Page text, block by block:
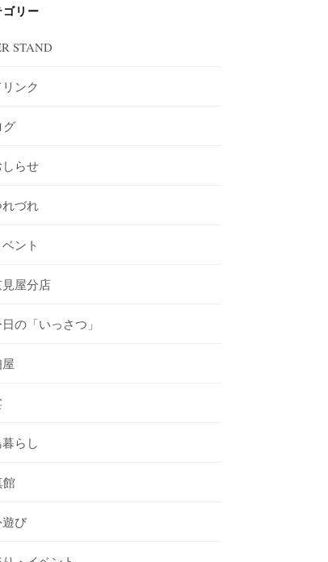
ゴリー
STAND
リンク
グ
しらせ
づれ
ント
屋分店
の「いっさつ」
らし
館
び